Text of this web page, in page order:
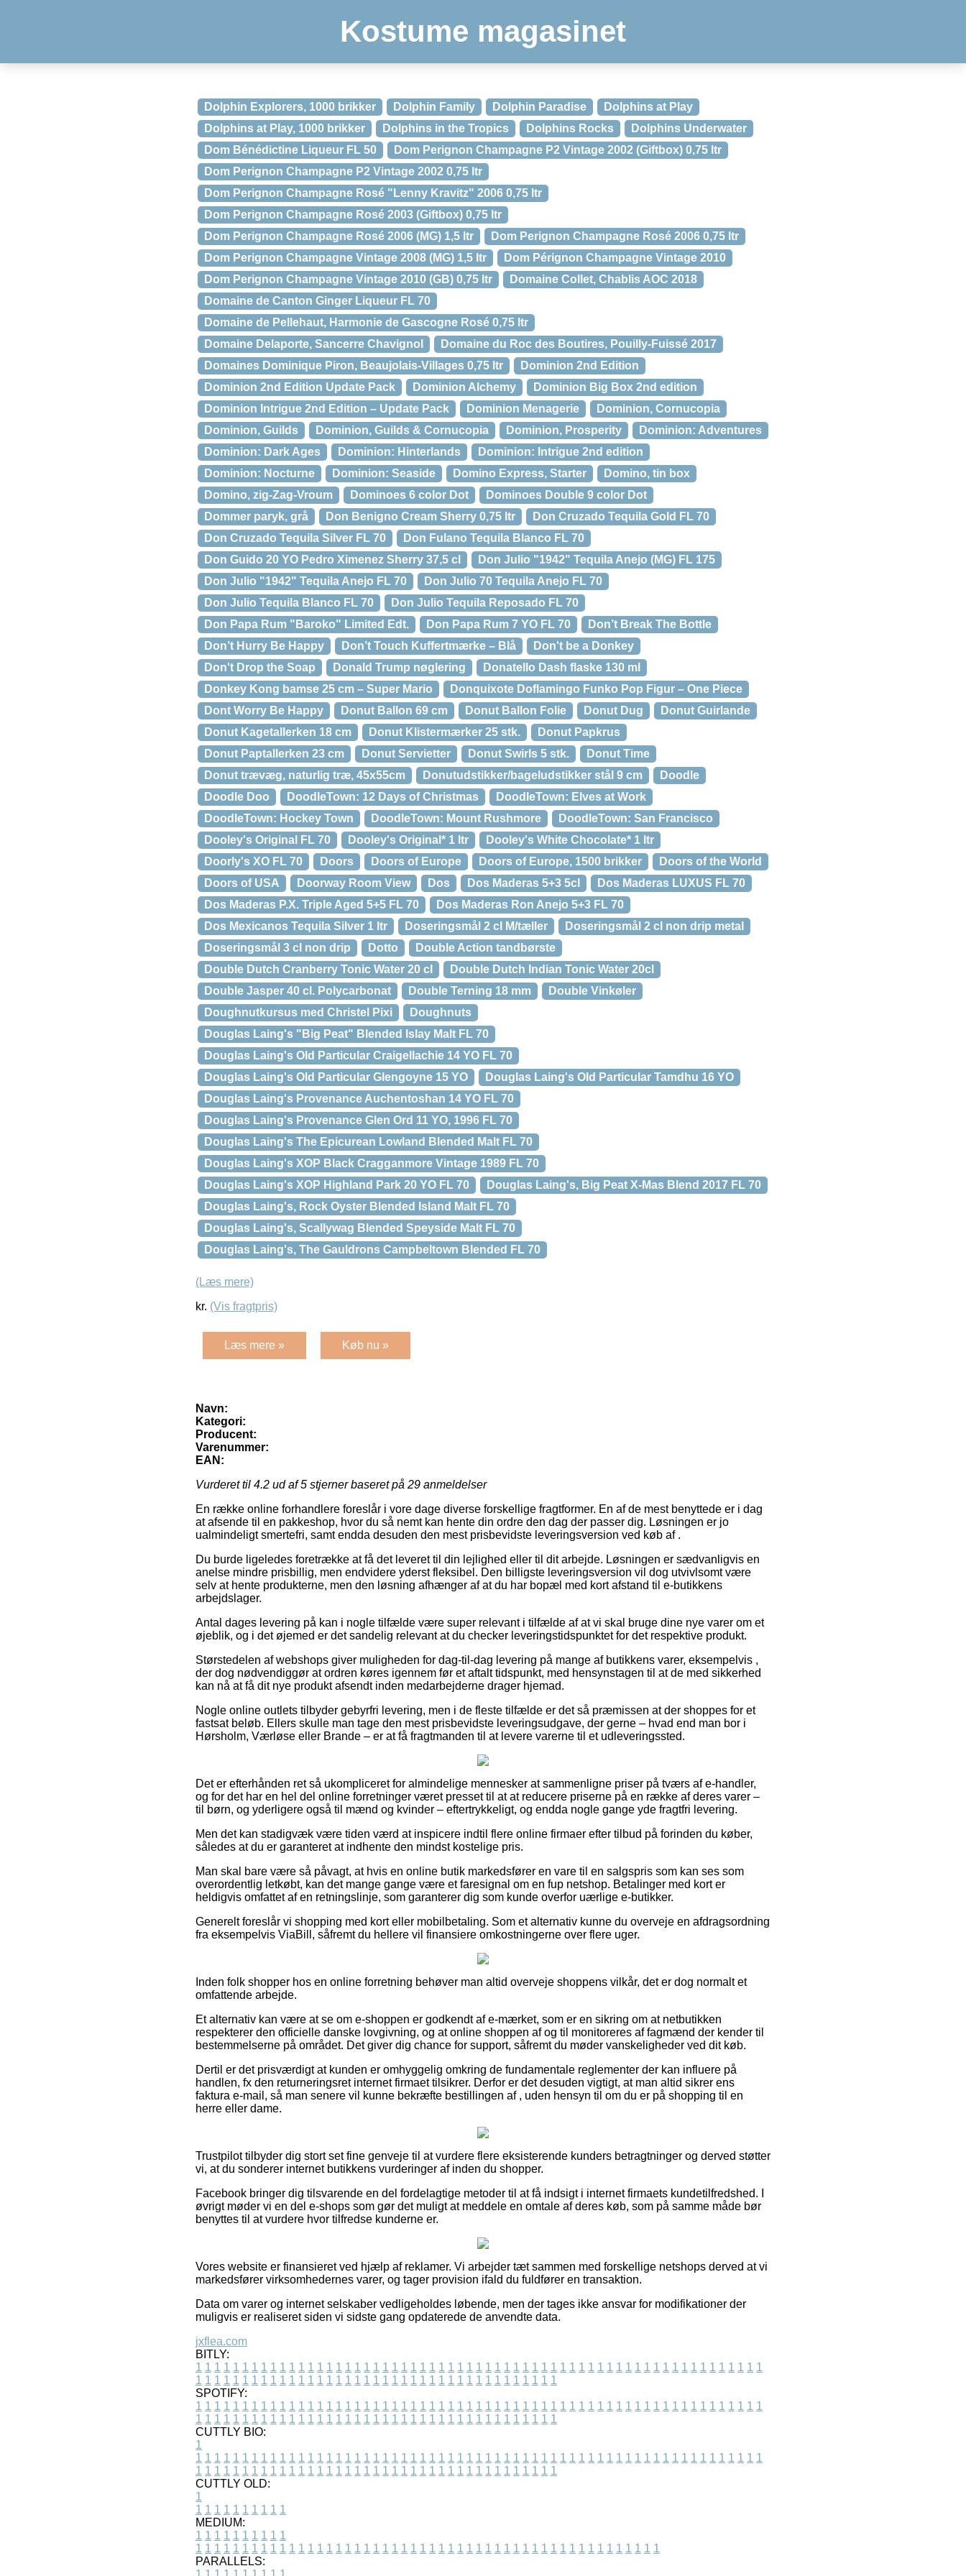
Kostume magasinet
Dolphin Explorers, 1000 brikker Dolphin Family Dolphin Paradise
Dolphins at Play
Dolphins at Play, 1000 brikker
Dolphins in the Tropics Dolphins Rocks
Dolphins Underwater
Dom Bénédictine Liqueur FL 50
Dom Perignon Champagne P2 Vintage 2002 (Giftbox) 0,75 ltr
Dom Perignon Champagne P2 Vintage 2002 0,75 ltr
Dom Perignon Champagne Rosé "Lenny Kravitz" 2006 0,75 ltr
Dom Perignon Champagne Rosé 2003 (Giftbox) 0,75 ltr
Dom Perignon Champagne Rosé 2006 (MG) 1,5 ltr
Dom Perignon Champagne Rosé 2006 0,75 ltr
Dom Perignon Champagne Vintage 2008 (MG) 1,5 ltr
Dom Pérignon Champagne Vintage 2010
Dom Perignon Champagne Vintage 2010 (GB) 0,75 ltr
Domaine Collet, Chablis AOC 2018
Domaine de Canton Ginger Liqueur FL 70
Domaine de Pellehaut, Harmonie de Gascogne Rosé 0,75 ltr
Domaine Delaporte, Sancerre Chavignol
Domaine du Roc des Boutires, Pouilly-Fuissé 2017
Domaines Dominique Piron, Beaujolais-Villages 0,75 ltr
Dominion 2nd Edition
Dominion 2nd Edition Update Pack
Dominion Alchemy
Dominion Big Box 2nd edition
Dominion Intrigue 2nd Edition – Update Pack
Dominion Menagerie
Dominion, Cornucopia
Dominion, Guilds
Dominion, Guilds & Cornucopia Dominion, Prosperity
Dominion: Adventures
Dominion: Dark Ages
Dominion: Hinterlands
Dominion: Intrigue 2nd edition
Dominion: Nocturne
Dominion: Seaside Domino Express, Starter
Domino, tin box
Domino, zig-Zag-Vroum
Dominoes 6 color Dot
Dominoes Double 9 color Dot
Dommer paryk, grå
Don Benigno Cream Sherry 0,75 ltr
Don Cruzado Tequila Gold FL 70
Don Cruzado Tequila Silver FL 70
Don Fulano Tequila Blanco FL 70
Don Guido 20 YO Pedro Ximenez Sherry 37,5 cl
Don Julio "1942" Tequila Anejo (MG) FL 175
Don Julio "1942" Tequila Anejo FL 70
Don Julio 70 Tequila Anejo FL 70
Don Julio Tequila Blanco FL 70
Don Julio Tequila Reposado FL 70
Don Papa Rum "Baroko" Limited Edt.
Don Papa Rum 7 YO FL 70
Don’t Break The Bottle
Don’t Hurry Be Happy
Don’t Touch Kuffertmærke – Blå
Don't be a Donkey
Don't Drop the Soap
Donald Trump nøglering
Donatello Dash flaske 130 ml
Donkey Kong bamse 25 cm – Super Mario
Donquixote Doflamingo Funko Pop Figur – One Piece
Dont Worry Be Happy
Donut Ballon 69 cm Donut Ballon Folie Donut Dug
Donut Guirlande
Donut Kagetallerken 18 cm
Donut Klistermærker 25 stk.
Donut Papkrus
Donut Paptallerken 23 cm
Donut Servietter Donut Swirls 5 stk.
Donut Time
Donut trævæg, naturlig træ, 45x55cm
Donutudstikker/bageludstikker stål 9 cm
Doodle
Doodle Doo
DoodleTown: 12 Days of Christmas
DoodleTown: Elves at Work
DoodleTown: Hockey Town
DoodleTown: Mount Rushmore
DoodleTown: San Francisco
Dooley's Original FL 70
Dooley's Original* 1 ltr
Dooley's White Chocolate* 1 ltr
Doorly's XO FL 70
Doors Doors of Europe Doors of Europe, 1500 brikker
Doors of the World
Doors of USA
Doorway Room View Dos Dos Maderas 5+3 5cl
Dos Maderas LUXUS FL 70
Dos Maderas P.X. Triple Aged 5+5 FL 70
Dos Maderas Ron Anejo 5+3 FL 70
Dos Mexicanos Tequila Silver 1 ltr
Doseringsmål 2 cl M/tæller
Doseringsmål 2 cl non drip metal
Doseringsmål 3 cl non drip
Dotto
Double Action tandbørste
Double Dutch Cranberry Tonic Water 20 cl
Double Dutch Indian Tonic Water 20cl
Double Jasper 40 cl. Polycarbonat
Double Terning 18 mm
Double Vinkøler
Doughnutkursus med Christel Pixi
Doughnuts
Douglas Laing's "Big Peat" Blended Islay Malt FL 70
Douglas Laing's Old Particular Craigellachie 14 YO FL 70
Douglas Laing's Old Particular Glengoyne 15 YO
Douglas Laing's Old Particular Tamdhu 16 YO
Douglas Laing's Provenance Auchentoshan 14 YO FL 70
Douglas Laing's Provenance Glen Ord 11 YO, 1996 FL 70
Douglas Laing's The Epicurean Lowland Blended Malt FL 70
Douglas Laing's XOP Black Cragganmore Vintage 1989 FL 70
Douglas Laing's XOP Highland Park 20 YO FL 70
Douglas Laing's, Big Peat X-Mas Blend 2017 FL 70
Douglas Laing's, Rock Oyster Blended Island Malt FL 70
Douglas Laing's, Scallywag Blended Speyside Malt FL 70
Douglas Laing's, The Gauldrons Campbeltown Blended FL 70
(Læs mere)
kr. (Vis fragtpris)
Læs mere » Køb nu »
Navn:
Kategori:
Producent:
Varenummer:
EAN:
Vurderet til 4.2 ud af 5 stjerner baseret på 29 anmeldelser
En række online forhandlere foreslår i vore dage diverse forskellige fragtformer. En af de mest benyttede er i dag
at afsende til en pakkeshop, hvor du så nemt kan hente din ordre den dag der passer dig. Løsningen er jo
ualmindeligt smertefri, samt endda desuden den mest prisbevidste leveringsversion ved køb af .
Du burde ligeledes foretrække at få det leveret til din lejlighed eller til dit arbejde. Løsningen er sædvanligvis en
anelse mindre prisbillig, men endvidere yderst fleksibel. Den billigste leveringsversion vil dog utvivlsomt være
selv at hente produkterne, men den løsning afhænger af at du har bopæl med kort afstand til e-butikkens
arbejdslager.
Antal dages levering på kan i nogle tilfælde være super relevant i tilfælde af at vi skal bruge dine nye varer om et
øjeblik, og i det øjemed er det sandelig relevant at du checker leveringstidspunktet for det respektive produkt.
Størstedelen af webshops giver muligheden for dag-til-dag levering på mange af butikkens varer, eksempelvis ,
der dog nødvendiggør at ordren køres igennem før et aftalt tidspunkt, med hensynstagen til at de med sikkerhed
kan nå at få dit nye produkt afsendt inden medarbejderne drager hjemad.
Nogle online outlets tilbyder gebyrfri levering, men i de fleste tilfælde er det så præmissen at der shoppes for et
fastsat beløb. Ellers skulle man tage den mest prisbevidste leveringsudgave, der gerne – hvad end man bor i
Hørsholm, Værløse eller Brande – er at få fragtmanden til at levere varerne til et udleveringssted.
Det er efterhånden ret så ukompliceret for almindelige mennesker at sammenligne priser på tværs af e-handler,
og for det har en hel del online forretninger været presset til at at reducere priserne på en række af deres varer –
til børn, og yderligere også til mænd og kvinder – eftertrykkeligt, og endda nogle gange yde fragtfri levering.
Men det kan stadigvæk være tiden værd at inspicere indtil flere online firmaer efter tilbud på forinden du køber,
således at du er garanteret at indhente den mindst kostelige pris.
Man skal bare være så påvagt, at hvis en online butik markedsfører en vare til en salgspris som kan ses som
overordentlig letkøbt, kan det mange gange være et faresignal om en fup netshop. Betalinger med kort er
heldigvis omfattet af en retningslinje, som garanterer dig som kunde overfor uærlige e-butikker.
Generelt foreslår vi shopping med kort eller mobilbetaling. Som et alternativ kunne du overveje en afdragsordning
fra eksempelvis ViaBill, såfremt du hellere vil finansiere omkostningerne over flere uger.
Inden folk shopper hos en online forretning behøver man altid overveje shoppens vilkår, det er dog normalt et
omfattende arbejde.
Et alternativ kan være at se om e-shoppen er godkendt af e-mærket, som er en sikring om at netbutikken
respekterer den officielle danske lovgivning, og at online shoppen af og til monitoreres af fagmænd der kender til
bestemmelserne på området. Det giver dig chance for support, såfremt du møder vanskeligheder ved dit køb.
Dertil er det prisværdigt at kunden er omhyggelig omkring de fundamentale reglementer der kan influere på
handlen, fx den returneringsret internet firmaet tilsikrer. Derfor er det desuden vigtigt, at man altid sikrer ens
faktura e-mail, så man senere vil kunne bekræfte bestillingen af , uden hensyn til om du er på shopping til en
herre eller dame.
Trustpilot tilbyder dig stort set fine genveje til at vurdere flere eksisterende kunders betragtninger og derved støtter
vi, at du sonderer internet butikkens vurderinger af inden du shopper.
Facebook bringer dig tilsvarende en del fordelagtige metoder til at få indsigt i internet firmaets kundetilfredshed. I
øvrigt møder vi en del e-shops som gør det muligt at meddele en omtale af deres køb, som på samme måde bør
benyttes til at vurdere hvor tilfredse kunderne er.
Vores website er finansieret ved hjælp af reklamer. Vi arbejder tæt sammen med forskellige netshops derved at vi
markedsfører virksomhedernes varer, og tager provision ifald du fuldfører en transaktion.
Data om varer og internet selskaber vedligeholdes løbende, men der tages ikke ansvar for modifikationer der
muligvis er realiseret siden vi sidste gang opdaterede de anvendte data.
jxflea.com
BITLY:
1 1 1 1 1 1 1 1 1 1 1 1 1 1 1 1 1 1 1 1 1 1 1 1 1 1 1 1 1 1 1 1 1 1 1 1 1 1 1 1 1 1 1 1 1 1 1 1 1 1 1 1 1 1 1 1 1 1 1 1 1
1 1 1 1 1 1 1 1 1 1 1 1 1 1 1 1 1 1 1 1 1 1 1 1 1 1 1 1 1 1 1 1 1 1 1 1 1 1 1
SPOTIFY:
1 1 1 1 1 1 1 1 1 1 1 1 1 1 1 1 1 1 1 1 1 1 1 1 1 1 1 1 1 1 1 1 1 1 1 1 1 1 1 1 1 1 1 1 1 1 1 1 1 1 1 1 1 1 1 1 1 1 1 1 1
1 1 1 1 1 1 1 1 1 1 1 1 1 1 1 1 1 1 1 1 1 1 1 1 1 1 1 1 1 1 1 1 1 1 1 1 1 1 1
CUTTLY BIO:
1
1 1 1 1 1 1 1 1 1 1 1 1 1 1 1 1 1 1 1 1 1 1 1 1 1 1 1 1 1 1 1 1 1 1 1 1 1 1 1 1 1 1 1 1 1 1 1 1 1 1 1 1 1 1 1 1 1 1 1 1 1
1 1 1 1 1 1 1 1 1 1 1 1 1 1 1 1 1 1 1 1 1 1 1 1 1 1 1 1 1 1 1 1 1 1 1 1 1 1 1
CUTTLY OLD:
1
1 1 1 1 1 1 1 1 1 1
MEDIUM:
1 1 1 1 1 1 1 1 1 1
1 1 1 1 1 1 1 1 1 1 1 1 1 1 1 1 1 1 1 1 1 1 1 1 1 1 1 1 1 1 1 1 1 1 1 1 1 1 1 1 1 1 1 1 1 1 1 1 1 1
PARALLELS: